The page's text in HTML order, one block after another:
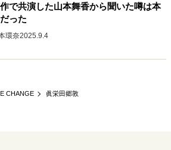
で共演した山本舞香から聞いた噂は本
った
環奈2025.9.4
CHANGE 眞栄田郷敦